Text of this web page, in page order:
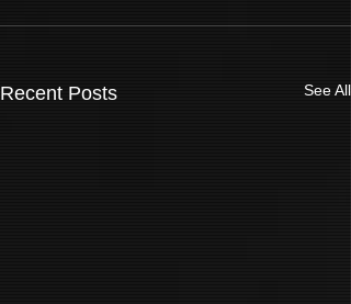
Recent Posts See All